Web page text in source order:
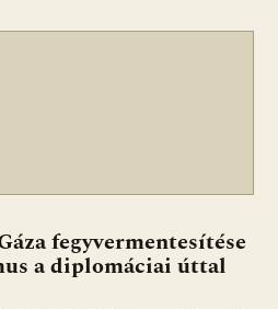
fegyvermentesítése
a diplomáciai úttal